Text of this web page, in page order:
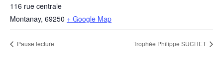
116 rue centrale
Montanay, 69250 + Google Map
Pause lecture Trophée Philippe SUCHET